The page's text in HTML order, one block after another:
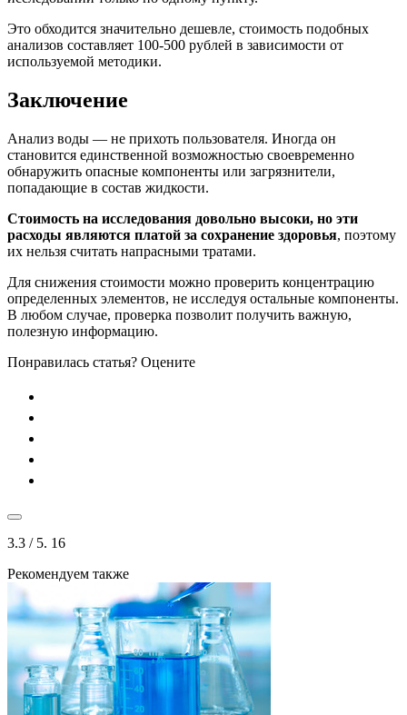
Это обходится значительно дешевле, стоимость подобных
анализов составляет 100-500 рублей в зависимости от
используемой методики.
Заключение
Анализ воды — не прихоть пользователя. Иногда он
становится единственной возможностью своевременно
обнаружить опасные компоненты или загрязнители,
попадающие в состав жидкости.
Стоимость на исследования довольно высоки, но эти
расходы являются платой за сохранение здоровья, поэтому
их нельзя считать напрасными тратами.
Для снижения стоимости можно проверить концентрацию
определенных элементов, не исследуя остальные компоненты.
В любом случае, проверка позволит получить важную,
полезную информацию.
Понравилась статья? Оцените
3.3 / 5. 16
Рекомендуем также